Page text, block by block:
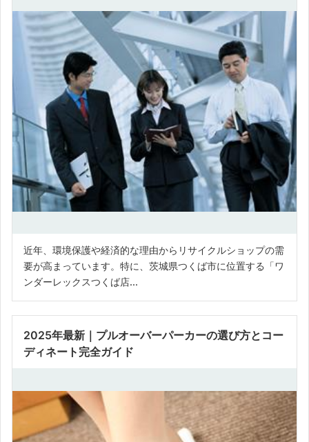
近年、環境保護や経済的な理由からリサイクルショップの需
要が高まっています。特に、茨城県つくば市に位置する「ワ
ンダーレックスつくば店...
2025年最新｜プルオーバーパーカーの選び方とコー
ディネート完全ガイド